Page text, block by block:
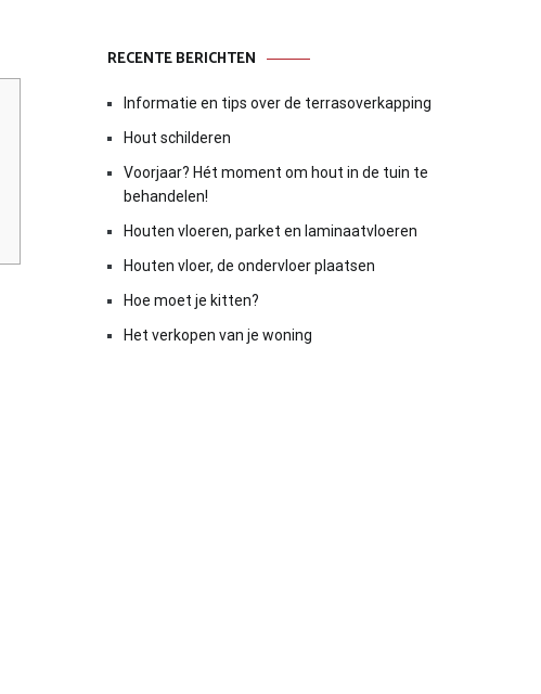
RECENTE BERICHTEN
Informatie en tips over de terrasoverkapping
Hout schilderen
Voorjaar? Hét moment om hout in de tuin te
behandelen!
Houten vloeren, parket en laminaatvloeren
Houten vloer, de ondervloer plaatsen
Hoe moet je kitten?
Het verkopen van je woning